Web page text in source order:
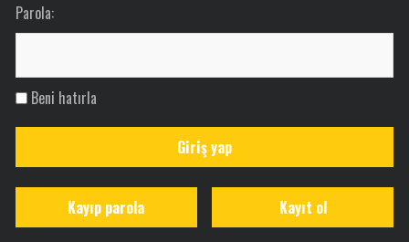
Parola:
Beni hatırla
Giriş yap
Kayıt ol
Kayıp parola